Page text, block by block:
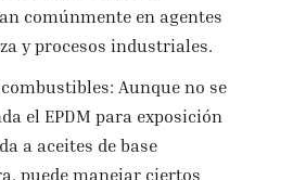
comúnmente en agentes
y procesos industriales.
Aunque no se
el EPDM para exposición
a aceites de base
puede manejar ciertos